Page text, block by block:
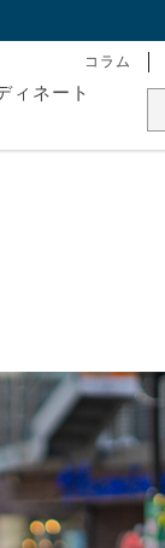
コラム
ィネート